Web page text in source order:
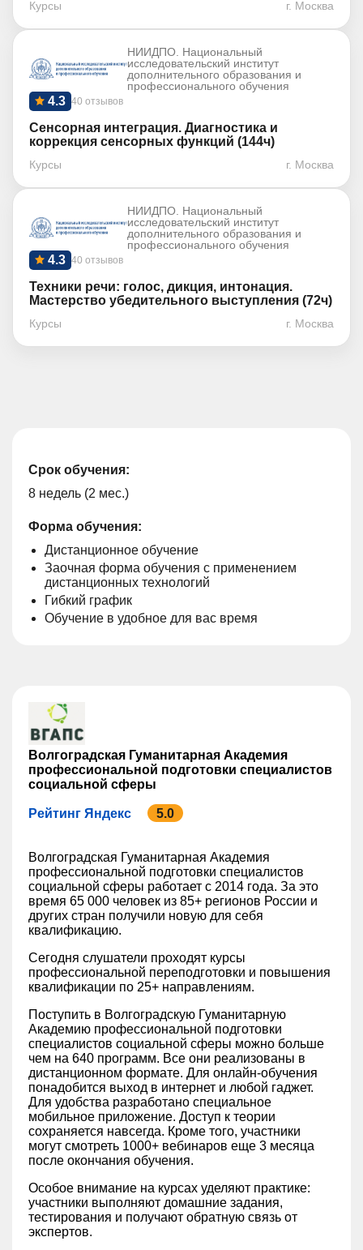
Курсы г. Москва
НИИДПО. Национальный
исследовательский институт
дополнительного образования и
профессионального обучения
40 отзывов
4.3
Сенсорная интеграция. Диагностика и
коррекция сенсорных функций (144ч)
Курсы г. Москва
НИИДПО. Национальный
исследовательский институт
дополнительного образования и
профессионального обучения
40 отзывов
4.3
Техники речи: голос, дикция, интонация.
Мастерство убедительного выступления (72ч)
Курсы г. Москва
Срок обучения:
8 недель (2 мес.)
Форма обучения:
Дистанционное обучение
Заочная форма обучения с применением
дистанционных технологий
Гибкий график
Обучение в удобное для вас время
Волгоградская Гуманитарная Академия
профессиональной подготовки специалистов
социальной сферы
Рейтинг Яндекс 5.0
Волгоградская Гуманитарная Академия
профессиональной подготовки специалистов
социальной сферы работает с 2014 года. За это
время 65 000 человек из 85+ регионов России и
других стран получили новую для себя
квалификацию.
Сегодня слушатели проходят курсы
профессиональной переподготовки и повышения
квалификации по 25+ направлениям.
Поступить в Волгоградскую Гуманитарную
Академию профессиональной подготовки
специалистов социальной сферы можно больше
чем на 640 программ. Все они реализованы в
дистанционном формате. Для онлайн-обучения
понадобится выход в интернет и любой гаджет.
Для удобства разработано специальное
мобильное приложение. Доступ к теории
сохраняется навсегда. Кроме того, участники
могут смотреть 1000+ вебинаров еще 3 месяца
после окончания обучения.
Особое внимание на курсах уделяют практике:
участники выполняют домашние задания,
тестирования и получают обратную связь от
экспертов.